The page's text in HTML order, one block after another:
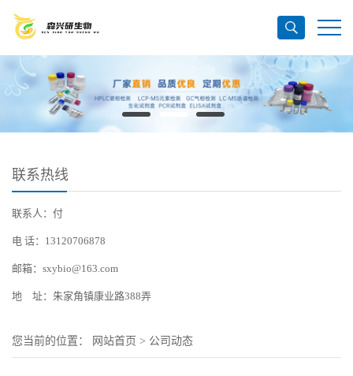
联系热线
联系人：付
电 话：13120706878
邮箱：sxybio@163.com
地 址：朱家角镇康业路388弄
您当前的位置： 网站首页 > 公司动态